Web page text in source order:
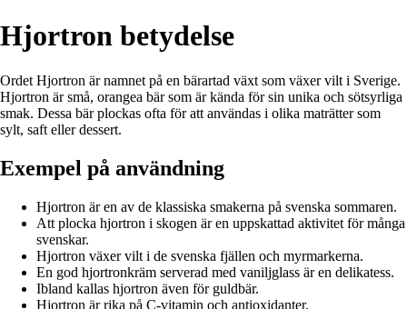
Hjortron betydelse
Ordet Hjortron är namnet på en bärartad växt som växer vilt i Sverige.
Hjortron är små, orangea bär som är kända för sin unika och sötsyrliga
smak. Dessa bär plockas ofta för att användas i olika maträtter som
sylt, saft eller dessert.
Exempel på användning
Hjortron är en av de klassiska smakerna på svenska sommaren.
Att plocka hjortron i skogen är en uppskattad aktivitet för många
svenskar.
Hjortron växer vilt i de svenska fjällen och myrmarkerna.
En god hjortronkräm serverad med vaniljglass är en delikatess.
Ibland kallas hjortron även för guldbär.
Hjortron är rika på C-vitamin och antioxidanter.